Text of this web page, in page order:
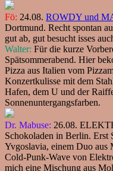
Fö: 24.08. ROWDY und
Dortmund. Recht spontan
gut ab, gut besucht isses
Walter: Für die kurze
Spätsommerabend. Hier
Pizza aus Italien vom
Konzertkulisse mit dem
Hafen, dem U und der
Sonnenuntergangsfarben.
Dr. Mabuse: 26.08.
Schokoladen in Berlin. Erst
Yvgoslavia, einem Duo aus
Cold-Punk-Wave von
mich eine Mischung aus